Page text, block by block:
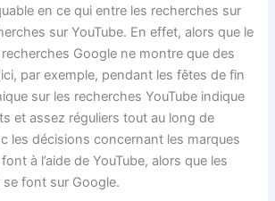
en ce qui entre les recherches sur
sur YouTube. En effet, alors que le
Google ne montre que des
par exemple, pendant les fêtes de fin
sur les recherches YouTube indique
et assez réguliers tout au long de
les décisions concernant les marques
à l’aide de YouTube, alors que les
se font sur Google.